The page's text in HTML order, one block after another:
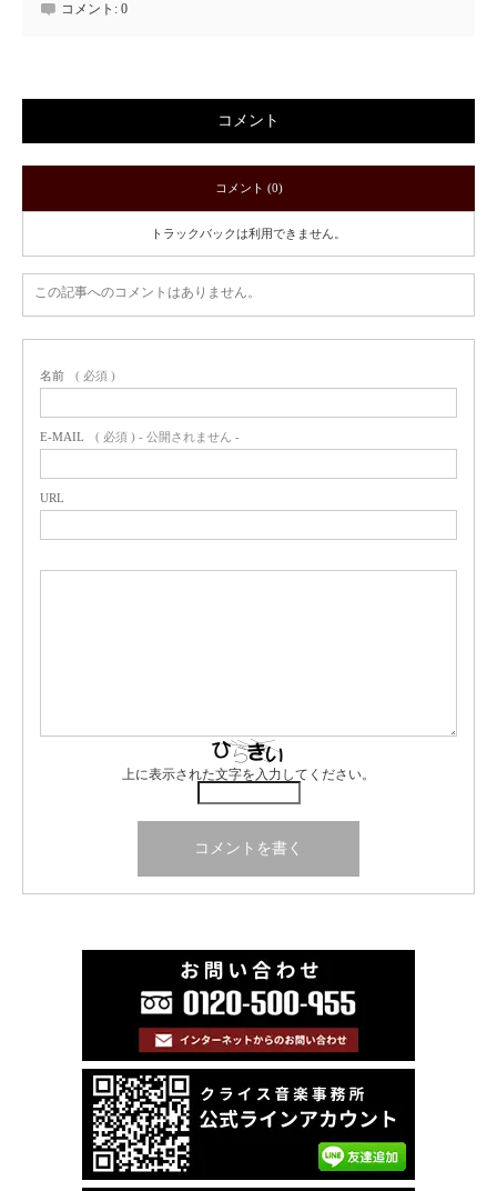
コメント: 0
コメント
コメント (0)
トラックバックは利用できません。
この記事へのコメントはありません。
名前 ( 必須 )
E-MAIL ( 必須 ) - 公開されません -
URL
上に表示された文字を入力してください。